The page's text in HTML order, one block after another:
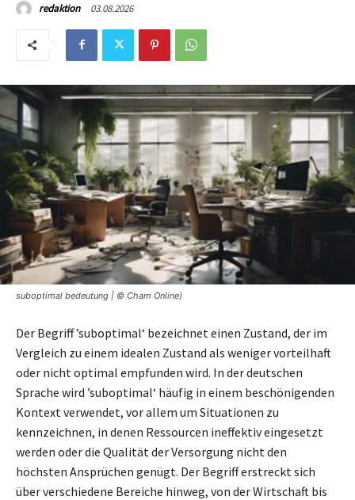
redaktion 03.08.2026
suboptimal bedeutung | © Cham Online)
Der Begriff ’suboptimal‘ bezeichnet einen Zustand, der im
Vergleich zu einem idealen Zustand als weniger vorteilhaft
oder nicht optimal empfunden wird. In der deutschen
Sprache wird ’suboptimal‘ häufig in einem beschönigenden
Kontext verwendet, vor allem um Situationen zu
kennzeichnen, in denen Ressourcen ineffektiv eingesetzt
werden oder die Qualität der Versorgung nicht den
höchsten Ansprüchen genügt. Der Begriff erstreckt sich
über verschiedene Bereiche hinweg, von der Wirtschaft bis